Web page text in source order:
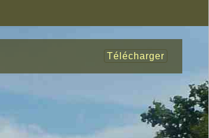
Télécharger